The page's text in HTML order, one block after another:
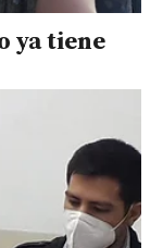
ya tiene